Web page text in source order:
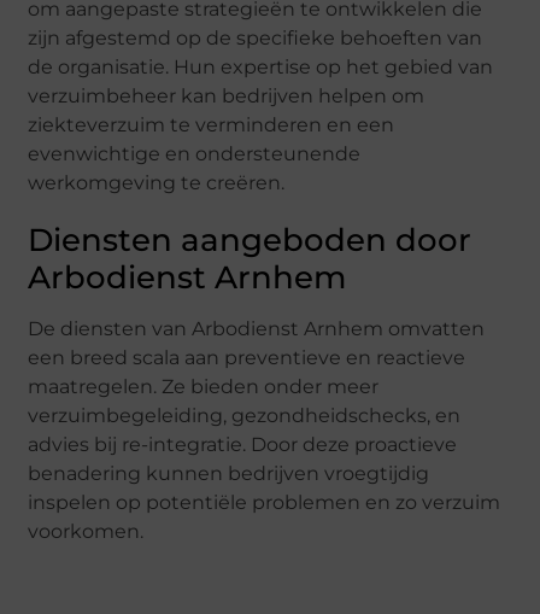
om aangepaste strategieën te ontwikkelen die
zijn afgestemd op de specifieke behoeften van
de organisatie. Hun expertise op het gebied van
verzuimbeheer kan bedrijven helpen om
ziekteverzuim te verminderen en een
evenwichtige en ondersteunende
werkomgeving te creëren.
Diensten aangeboden door
Arbodienst Arnhem
De diensten van Arbodienst Arnhem omvatten
een breed scala aan preventieve en reactieve
maatregelen. Ze bieden onder meer
verzuimbegeleiding, gezondheidschecks, en
advies bij re-integratie. Door deze proactieve
benadering kunnen bedrijven vroegtijdig
inspelen op potentiële problemen en zo verzuim
voorkomen.